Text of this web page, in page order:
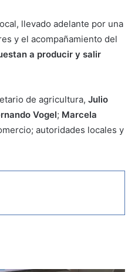
llevado adelante por una
y el acompañamiento del
a producir y salir
de agricultura, Julio
Vogel; Marcela
autoridades locales y